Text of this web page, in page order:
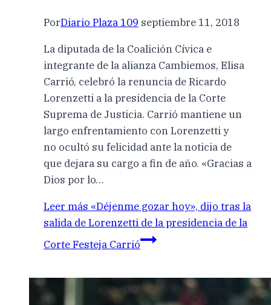
PorDiario Plaza 109 septiembre 11, 2018
La diputada de la Coalición Cívica e
integrante de la alianza Cambiemos, Elisa
Carrió, celebró la renuncia de Ricardo
Lorenzetti a la presidencia de la Corte
Suprema de Justicia. Carrió mantiene un
largo enfrentamiento con Lorenzetti y
no ocultó su felicidad ante la noticia de
que dejara su cargo a fin de año. «Gracias a
Dios por lo…
Leer más «Déjenme gozar hoy», dijo tras la
salida de Lorenzetti de la presidencia de la
Corte Festeja Carrió